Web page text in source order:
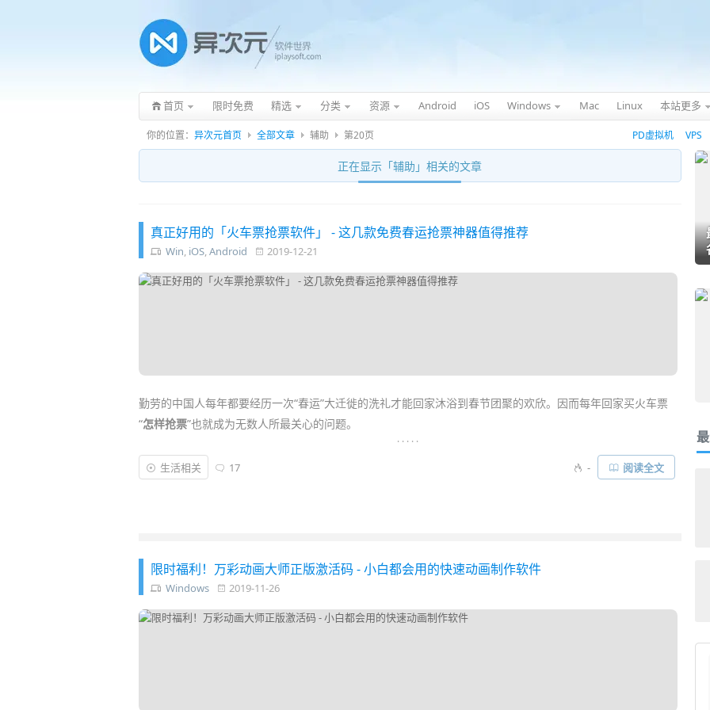
首页 限时免费 精选 分类 资源 Android iOS Windows Mac Linux 本站更多
你的位置： 异次元首页 全部文章 辅助 第20页 PD虚拟机 VPS
正在显示「辅助 」相关的文章
真正好用的「火车票抢票软件」 - 这几款免费春运抢票神器值得推荐
Win, iOS,Android 2019-12-21
勤劳的中国人每年都要经历一次“春运”大迁徙的洗礼才能回家沐浴到春节团聚的欢欣。因而每年回家买火车票
“怎样抢票”也就成为无数人所最关心的问题。
春运抢票是件很玄学的事情，要想成功买到票，没点 实力和运气是不行的。好在还有一些免费好用的抢票
软件能帮助我们提高抢票 上买不到票，不妨试试分流抢票
. . . . .
生活相关 17 - 阅读全文
限时福利！万彩动画大师正版激活码 - 小白都会用的快速动画制作软件
Windows 2019-11-26